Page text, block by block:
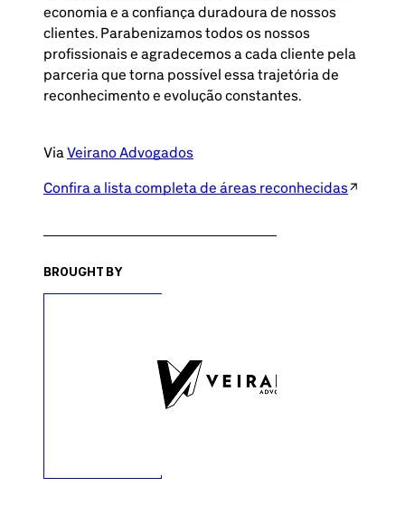
economia e a confiança duradoura de nossos
clientes. Parabenizamos todos os nossos
profissionais e agradecemos a cada cliente pela
parceria que torna possível essa trajetória de
reconhecimento e evolução constantes.
Via Veirano Advogados
Confira a lista completa de áreas reconhecidas
BROUGHT BY